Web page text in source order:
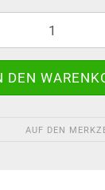
AUF DEN